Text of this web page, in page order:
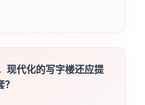
现代化的写字楼还应提